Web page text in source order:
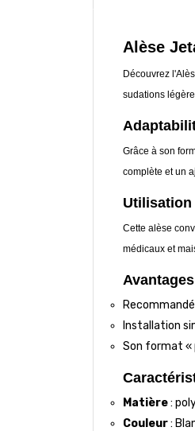
Alèse
Découvrez
sudations
Grâce à son
complète et un
Utilisation
Cette alèse
médicaux et
Installation
Son format «
Matière:
Couleur: